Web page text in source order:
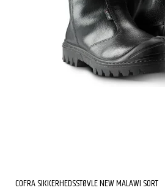
COFRA SIKKERHEDSSTØVLE NEW MALAWI SORT